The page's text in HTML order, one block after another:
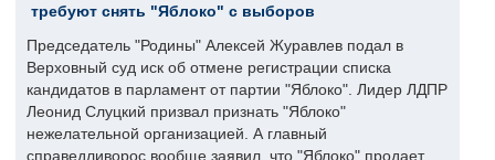
требуют снять "Яблоко" с выборов
Председатель "Родины" Алексей Журавлев подал в
Верховный суд иск об отмене регистрации списка
кандидатов в парламент от партии "Яблоко". Лидер ЛДПР
Леонид Слуцкий призвал признать "Яблоко"
нежелательной организацией. А главный
справедливорос вообще заявил, что "Яблоко" продает